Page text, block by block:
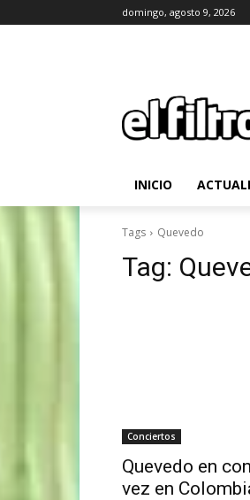
domingo, agosto 9, 2026
INICIO
Tags Quevedo
Tag:
Conciertos
Quevedo en
vez en